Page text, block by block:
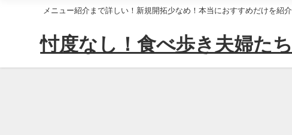
メニュー紹介まで詳しい！新規開拓少なめ！本当におすすめだけを紹
忖度なし！食べ歩き夫婦た